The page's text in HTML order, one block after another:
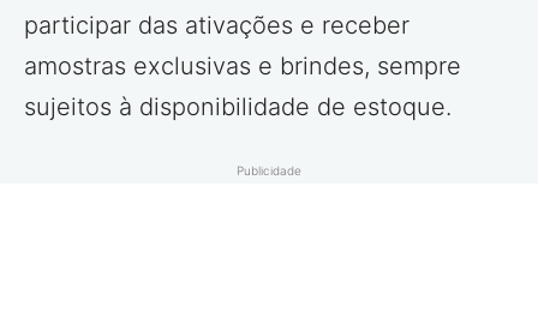
participar das ativações e receber
amostras exclusivas e brindes, sempre
sujeitos à disponibilidade de estoque.
Publicidade